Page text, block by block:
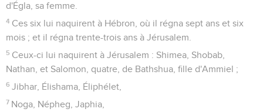
d'Égla, sa femme.
4 Ces six lui naquirent à Hébron, où il régna sept ans et six
mois ; et il régna trente-trois ans à Jérusalem.
5 Ceux-ci lui naquirent à Jérusalem : Shimea, Shobab,
Nathan, et Salomon, quatre, de Bathshua, fille d'Ammiel ;
6 Jibhar, Élishama, Éliphélet,
7 Noga, Népheg, Japhia,